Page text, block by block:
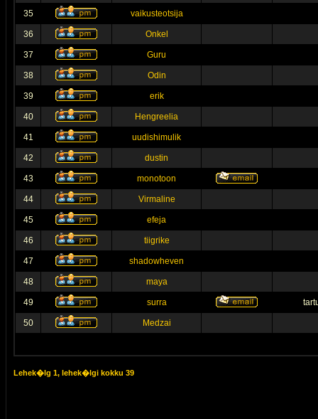
35 vaikusteotsija
36 Onkel
37 Guru
38 Odin
39 erik
40 Hengreelia
41 uudishimulik
42 dustin
43 monotoon
44 Virmaline
45 efeja
46 tiigrike
47 shadowheven
48 maya
49 surra
50 Medzai
Lehek�lg 1, lehek�lgi kokku 39